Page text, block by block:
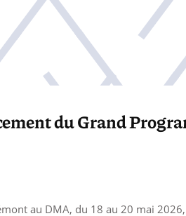
du Grand
au DMA, du 18 au 20 mai